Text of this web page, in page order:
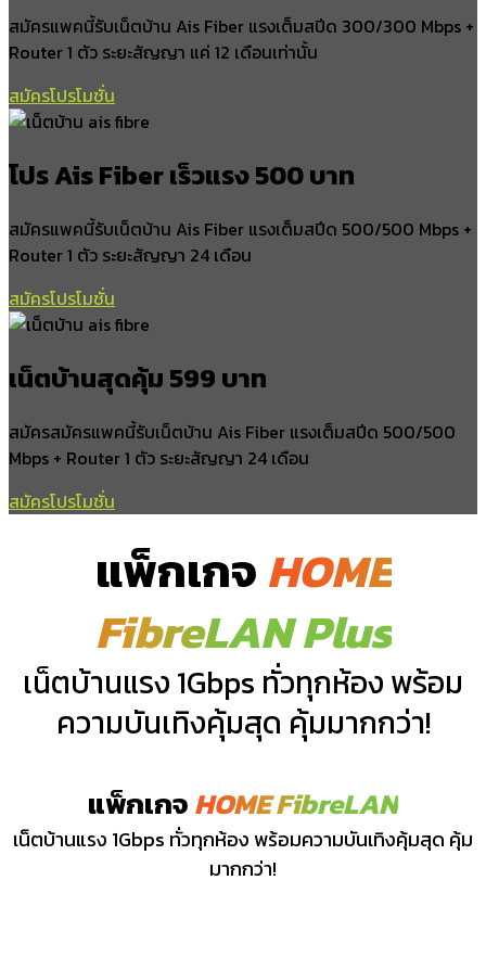
สมัครแพคนี้รับเน็ตบ้าน Ais Fiber แรงเต็มสปีด 300/300 Mbps +
Router 1 ตัว ระยะสัญญา แค่ 12 เดือนเท่านั้น
สมัครโปรโมชั่น
โปร Ais Fiber เร็วแรง 500 บาท
สมัครแพคนี้รับเน็ตบ้าน Ais Fiber แรงเต็มสปีด 500/500 Mbps +
Router 1 ตัว ระยะสัญญา 24 เดือน
สมัครโปรโมชั่น
เน็ตบ้านสุดคุ้ม 599 บาท
สมัครสมัครแพคนี้รับเน็ตบ้าน Ais Fiber แรงเต็มสปีด 500/500
Mbps + Router 1 ตัว ระยะสัญญา 24 เดือน
สมัครโปรโมชั่น
แพ็กเกจHOME
FibreLAN Plus
เน็ตบ้านแรง 1Gbps ทั่วทุกห้อง พร้อม
ความบันเทิงคุ้มสุด คุ้มมากกว่า!
แพ็กเกจHOME FibreLAN
เน็ตบ้านแรง 1Gbps ทั่วทุกห้อง พร้อมความบันเทิงคุ้มสุด คุ้ม
มากกว่า!